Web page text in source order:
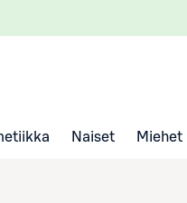
Naiset Miehet